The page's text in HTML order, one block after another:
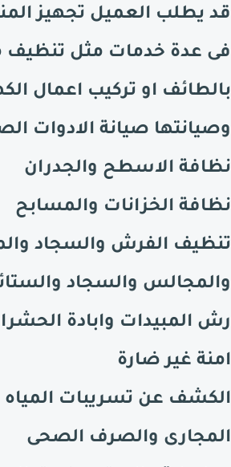
قد يطلب العميل تجهيز
فى عدة خدمات مثل تنظيف
بالطائف او تركيب اعمال
وصيانتها صيانة الادوات
نظافة الاسطح والجدران
نظافة الخزانات والمسابح
تنظيف الفرش والسجاد
والمجالس والسجاد
رش المبيدات وابادة
امنة غير ضارة
الكشف عن تسريبات
المجارى والصرف الصحى